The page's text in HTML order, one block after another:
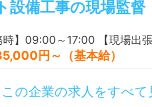
びまわることができるので
すすめですよ♬
設備工事の現場監督
時】09:00～17:00 【現場出張
▼別途支給 住宅手当：20,000円／月 ※賃貸住宅の世帯主の方に支給 出張手当：3,500円／日 × 25〜26日（月平均支給金額：87,500円） 現場への行き帰り
この企業の求人をすべて